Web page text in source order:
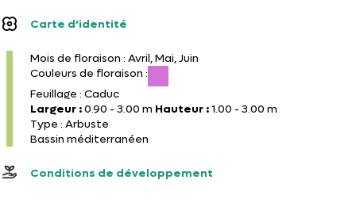
Carte d’identité
Mois de floraison : Avril, Mai, Juin
Couleurs de floraison :
Feuillage : Caduc
Largeur :0.90 - 3.00 m Hauteur :1.00 - 3.00 m
Type : Arbuste
Bassin méditerranéen
Conditions de développement